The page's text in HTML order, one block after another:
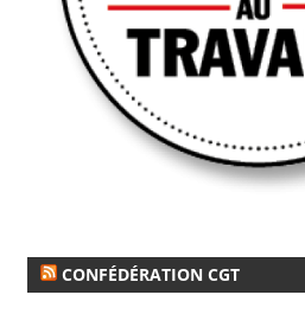
CONFÉDÉRATION CGT